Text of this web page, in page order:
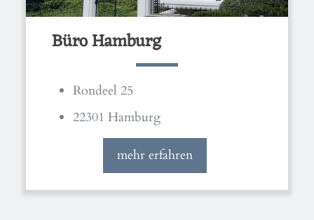
Büro Hamburg
Rondeel 25
22301 Hamburg
mehr erfahren